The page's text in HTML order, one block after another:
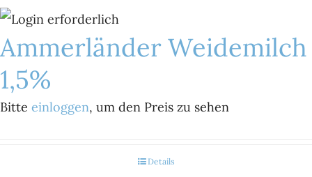
Ammerländer Weidemilch
1,5%
Bitte einloggen, um den Preis zu sehen
Details